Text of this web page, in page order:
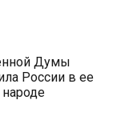
Думы
России в ее